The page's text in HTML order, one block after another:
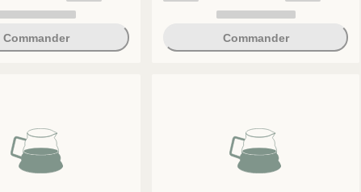
Commander Commander